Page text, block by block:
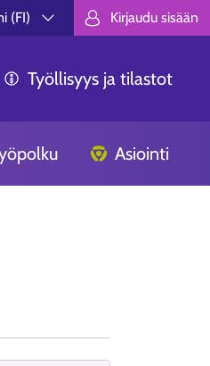
(FI)
Valitse kieli. Välj språk. Choose
Kirjaudu sisään
Työllisyys ja tilastot
Asiointi